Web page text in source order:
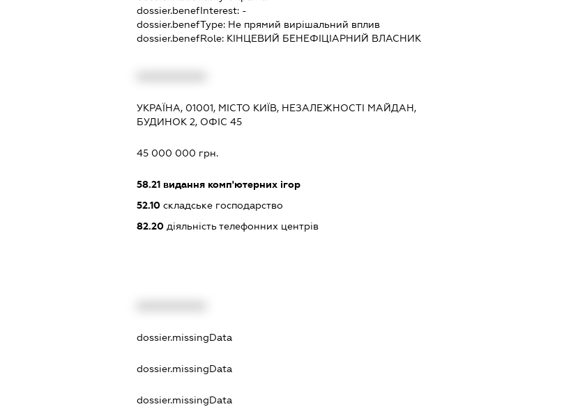
dossier.benefInterest: -
dossier.benefType: Не прямий вирішальний вплив
dossier.benefRole: КІНЦЕВИЙ БЕНЕФІЦІАРНИЙ ВЛАСНИК
УКРАЇНА, 01001, МІСТО КИЇВ, НЕЗАЛЕЖНОСТІ МАЙДАН,
БУДИНОК 2, ОФІС 45
45 000 000 грн.
58.21видання комп'ютерних ігор
52.10складське господарство
82.20діяльність телефонних центрів
dossier.missingData
dossier.missingData
dossier.missingData